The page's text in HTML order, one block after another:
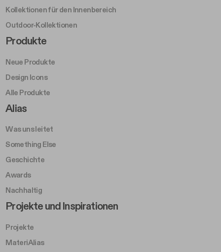
Kollektionen für den Innenbereich
Outdoor-Kollektionen
Footer Right Middle A
Produkte
Neue Produkte
Design Icons
Alle Produkte
Footer Right A
Alias
Was uns leitet
Something Else
Geschichte
Awards
Nachhaltig
Footer Left Middle B
Projekte und Inspirationen
Projekte
MateriAlias